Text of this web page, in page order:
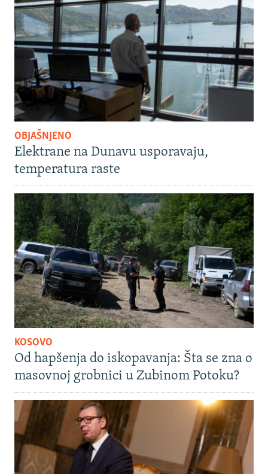
OBJAŠNJENO
Elektrane na Dunavu usporavaju,
temperatura raste
KOSOVO
Od hapšenja do iskopavanja: Šta se zna o
masovnoj grobnici u Zubinom Potoku?